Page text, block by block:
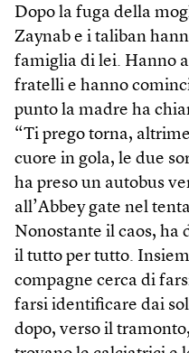
Dopo la fuga della
Zaynab e i taliban
famiglia di lei. Hanno
fratelli e hanno
punto la madre ha
“Ti prego torna,
cuore in gola, le due
ha preso un autobus
all’Abbey gate nel
Nonostante il caos, ha
il tutto per tutto.
compagne cerca di
farsi identificare dai
dopo, verso il